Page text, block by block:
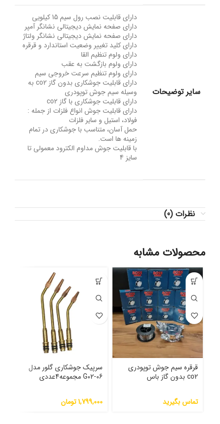
سایر توضیحات
دارای قابلیت نصب رول سیم 15 کیلویی
دارای صفحه نمایش دیجیتالی نشانگر آمپر
دارای صفحه نمایش دیجیتالی نشانگر ولتاژ
دارای کلید تغییر وضعیت استاندارد و قرقره
دارای ولوم تنظیم القا
دارای ولوم بازگشت به عقب
دارای ولوم تنظیم سرعت خروجی سیم
دارای قابلیت جوشکاری بدون گاز co2 به
وسیله سیم جوش توپودری
دارای قابلیت جوشکاری با گاز co2
دارای قابلیت جوش انواع فلزات از جمله :
فولاد، استیل و سایر فلزات
حمل آسان، متناسب با جوشکاری در تمام
زمینه ها است.
با قابلیت جوش مداوم الکترود معمولی تا
سایز 4
نظرات (0)
محصولات مشابه
قرقره سیم جوش توپودری
co2 بدون گاز باس
تماس بگیرید
سرپیک جوشکاری گلور مدل
G02-06 مجموعه4عددی
1,799,000تومان